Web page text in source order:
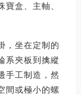
盒、主軸、
，坐在定制的
系夾板到擒縱
手工制造，然
間或極小的螺